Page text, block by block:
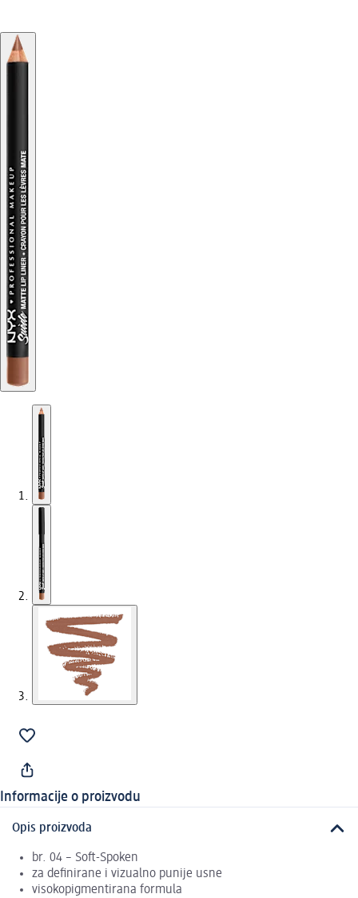
Informacije o proizvodu
Opis proizvoda
br. 04 – Soft-Spoken
za definirane i vizualno punije usne
visokopigmentirana formula